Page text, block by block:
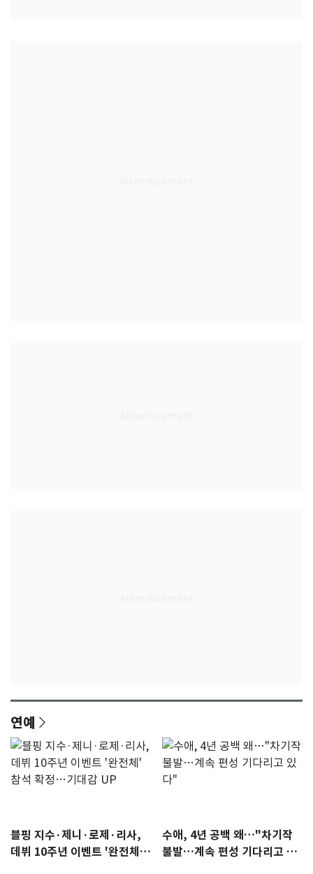
연예
블핑 지수·제니·로제·리사,
데뷔 10주년 이벤트 '완전체'
수애, 4년 공백 왜…"차기작
불발…계속 편성 기다리고 있